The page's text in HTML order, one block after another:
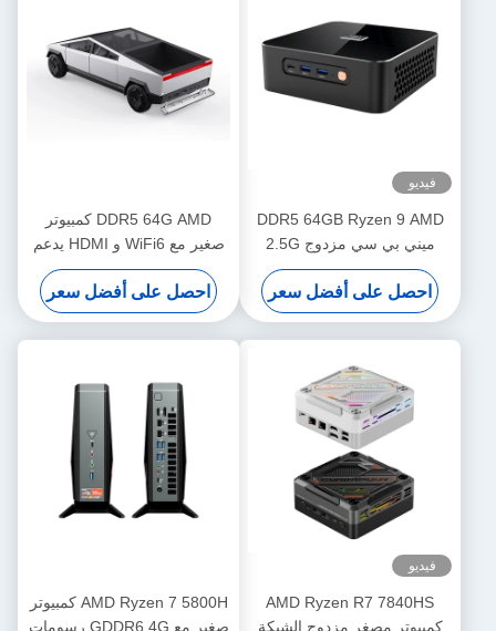
فيديو
DDR5 64GB Ryzen 9 AMD
ميني بي سي مزدوج 2.5G
Gigabit LAN مع HDMI و DP
للألعاب
احصل على أفضل سعر
DDR5 64G AMD كمبيوتر
صغير مع WiFi6 و HDMI يدعم
شاشة ثلاثية الشاشة للألعاب
احصل على أفضل سعر
فيديو
AMD Ryzen R7 7840HS
كمبيوتر مصغر مزدوج الشبكة
AMD Ryzen 7 5800H كمبيوتر
صغير مع GDDR6 4G رسومات